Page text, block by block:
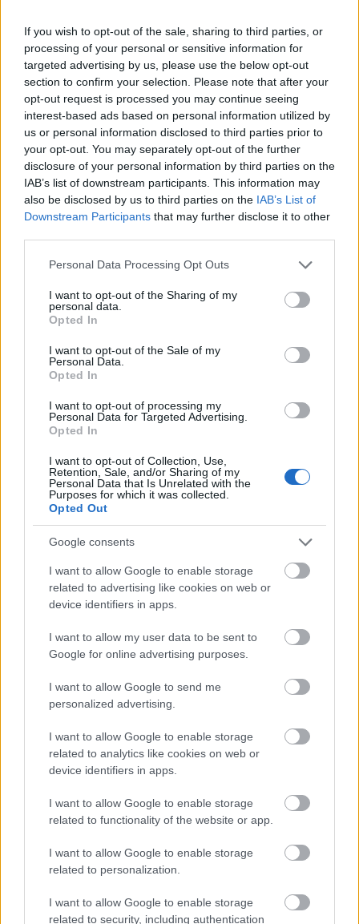
If you wish to opt-out of the sale, sharing to third parties, or
processing of your personal or sensitive information for
targeted advertising by us, please use the below opt-out
section to confirm your selection. Please note that after your
opt-out request is processed you may continue seeing
interest-based ads based on personal information utilized by
us or personal information disclosed to third parties prior to
your opt-out. You may separately opt-out of the further
disclosure of your personal information by third parties on the
IAB’s list of downstream participants. This information may
also be disclosed by us to third parties on the IAB’s List of
Downstream Participants that may further disclose it to other
Please note that this website/app uses one or more Google
not limited to your visit or usage behaviour. You may click to
grant or deny consent to Google and its third-party tags to
use your data for below specified purposes in below Google
consent section.
Personal Data Processing Opt Outs
I want to opt-out of the Sharing of my
personal data.
Opted In
I want to opt-out of the Sale of my
Personal Data.
Opted In
I want to opt-out of processing my
Personal Data for Targeted Advertising.
Opted In
I want to opt-out of Collection, Use,
Retention, Sale, and/or Sharing of my
Personal Data that Is Unrelated with the
Purposes for which it was collected.
Opted Out
Google consents
I want to allow Google to enable storage
related to advertising like cookies on web or
device identifiers in apps.
I want to allow my user data to be sent to
Google for online advertising purposes.
I want to allow Google to send me
personalized advertising.
I want to allow Google to enable storage
related to analytics like cookies on web or
device identifiers in apps.
I want to allow Google to enable storage
related to functionality of the website or app.
I want to allow Google to enable storage
related to personalization.
I want to allow Google to enable storage
related to security, including authentication
4. Gandeste-te la posibilitatile pe care ti le ofera
localul in materie de catering
Toate cuplurile vor sa aiba un meniu cat mai
rafinat, asa ca nu strica de doua ori sa te uiti la ce
iti ofera localul. Unele localuri de nunta nu au si
meniuri incluse, asa ca va trebui sa te dai peste cap
sa compui singura un meniusi sa te ocupi de toate
detaliile, ceea ce cu siguranta iti va consuma timp
si energie.
Crown Cismigiuiti ofera o gama variata de meniuri
potrivite oricarui gust, la preturi fara concurenta.
meniu la 49 de euro, All Inclusive
In meniurile de la
Crown Cismigiu
de masa si servetele in culoarea brocard ivy) alaturi
de decorul de prezidiu, suportul de lumanari
5. Fii atenta si la detaliile de decor si la ce servicii
sunt incluse
Chiar daca te-ai hotarat asupra unui local, pentru
ca iti place cum este amenajat si pentru ca te-ai
gandit deja cum vor arata mesele si cat de bine va
veti simti in seara cea mare, te sfatuiesc sa fii
respectiva. Elementele mici de decor, precum fetele